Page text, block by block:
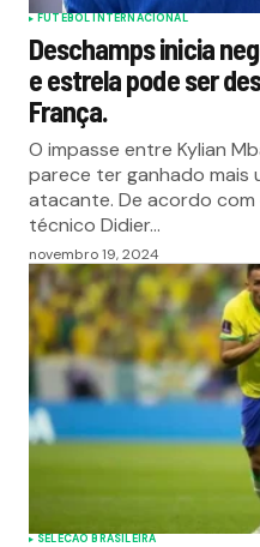
FUTEBOL INTERNACIONAL
Deschamps inicia
e estrela pode ser
França.
O impasse entre Kylian
parece ter ganhado mais
atacante. De acordo com
técnico Didier…
novembro 19, 2024
SELECAO BRASILEIRA